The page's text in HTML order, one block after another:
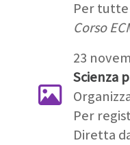
Per
Corso
23
Scienza
Per
Diretta